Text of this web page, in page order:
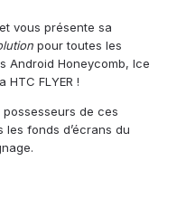
vous présente sa
pour toutes les
Android Honeycomb, Ice
FLYER !
de ces
fonds d’écrans du